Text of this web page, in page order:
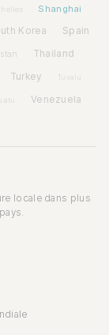
Shanghai
Korea Spain
Thailand
Turkey Tuvalu
Venezuela
locale dans plus